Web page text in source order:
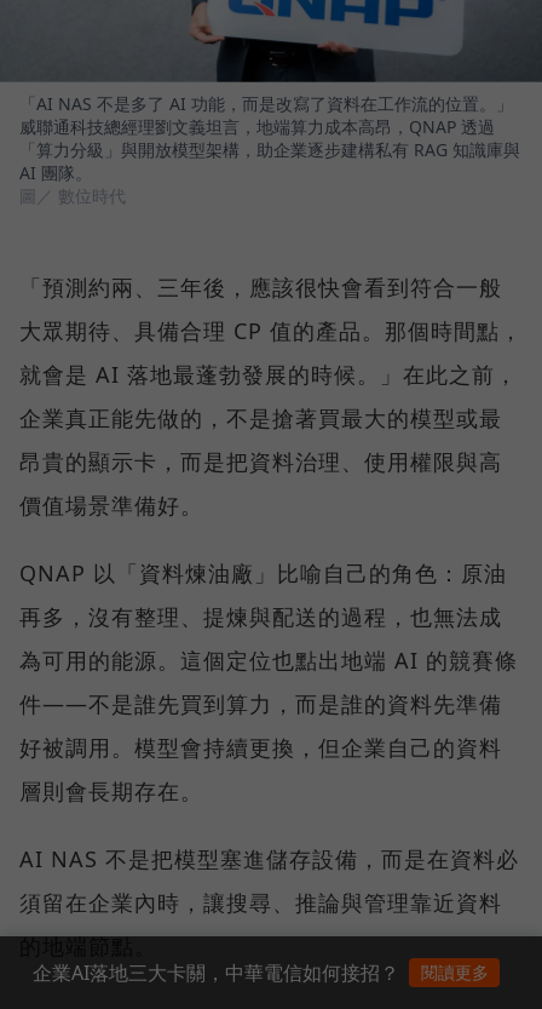
「AI NAS 不是多了 AI 功能，而是改寫了資料在工作流的位置。」
威聯通科技總經理劉文義坦言，地端算力成本高昂，QNAP 透過
「算力分級」與開放模型架構，助企業逐步建構私有 RAG 知識庫與
AI 團隊。
圖／ 數位時代
「預測約兩、三年後，應該很快會看到符合一般
大眾期待、具備合理 CP 值的產品。那個時間點，
就會是 AI 落地最蓬勃發展的時候。」在此之前，
企業真正能先做的，不是搶著買最大的模型或最
昂貴的顯示卡，而是把資料治理、使用權限與高
價值場景準備好。
QNAP 以「資料煉油廠」比喻自己的角色：原油
再多，沒有整理、提煉與配送的過程，也無法成
為可用的能源。這個定位也點出地端 AI 的競賽條
件——不是誰先買到算力，而是誰的資料先準備
好被調用。模型會持續更換，但企業自己的資料
層則會長期存在。
AI NAS 不是把模型塞進儲存設備，而是在資料必
須留在企業內時，讓搜尋、推論與管理靠近資料
的地端節點。
企業AI落地三大卡關，中華電信如何接招？ 閱讀更多